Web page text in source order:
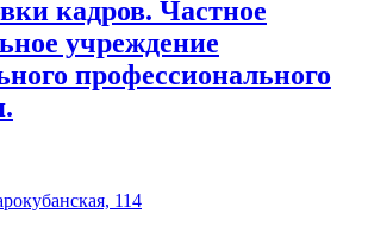
кадров. Частное
учреждение
профессионального
114